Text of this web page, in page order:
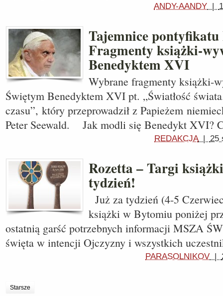
ANDY-AANDY |
Tajemnice pontyfikatu
Fragmenty książki-
Benedyktem XVI
Wybrane fragmenty książki-
Świętym Benedyktem XVI pt. „Światłość
czasu”, który przeprowadził z Papieżem
Peter Seewald. Jak modli się Benedykt XVI?
REDAKCJA| 25
Rozetta – Targi
tydzień!
Już za tydzień (4-5
książki w Bytomiu poniżej
ostatnią garść potrzebnych informacji MSZA
święta w intencji Ojczyzny i wszystkich
PARASOLNIKOV |
Starsze